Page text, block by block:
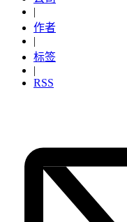
|
作者
|
标签
|
RSS